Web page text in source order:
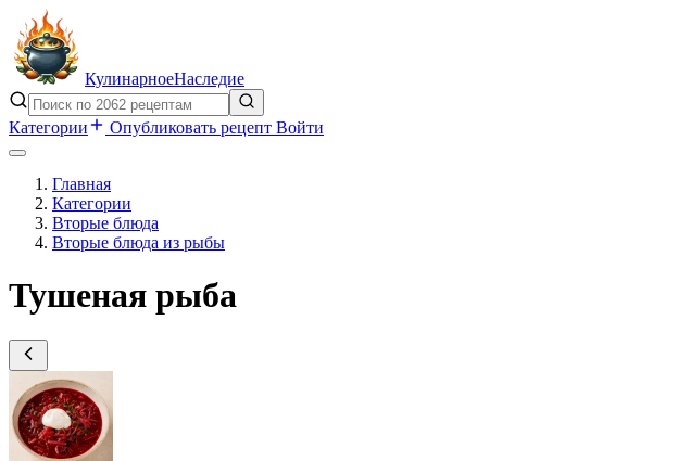
КулинарноеНаследие
Категории Опубликовать рецепт Войти
Главная
Категории
Вторые блюда
Вторые блюда из рыбы
Тушеная рыба